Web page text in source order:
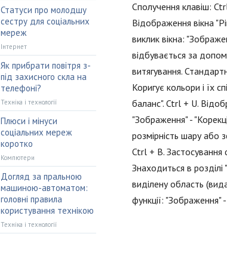
Сполучення клавіш:
Відображення вікна
виклик вікна:
відбувається за
витягування.
Коригує кольори і їх
баланс". Ctrl + U.
"Зображення" -
розмірність шару або
Ctrl + B. Застосування
Знаходиться в
виділену область
функції: "Зображення" -
Статуси про молодшу
сестру для соціальних
мереж
Інтернет
Як прибрати повітря з-
під захисного скла на
телефоні?
Техніка і технології
Плюси і мінуси
соціальних мереж
коротко
Компютери
Догляд за пральною
машиною-автоматом:
головні правила
користування технікою
Техніка і технології